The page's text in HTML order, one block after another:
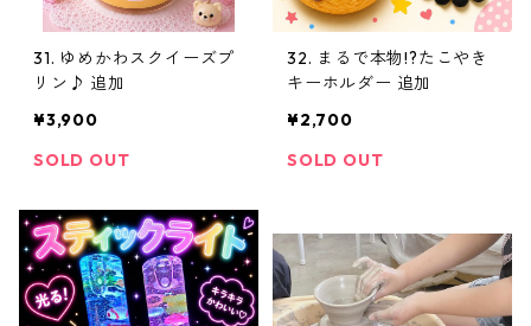
31. ゆめかわスクイーズプ
リン♪ 追加
¥3,900
SOLD OUT
32. まるで本物!?たこやき
キーホルダー 追加
¥2,700
SOLD OUT